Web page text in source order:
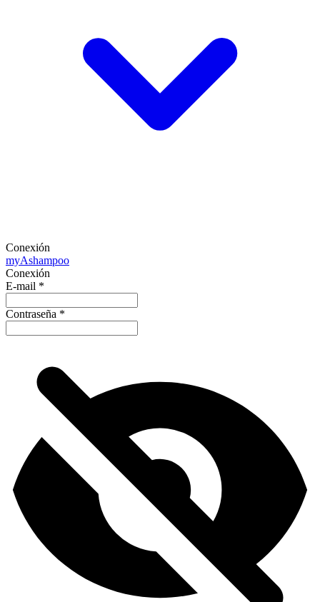
Conexión
myAshampoo
Conexión
E-mail *
Contraseña *